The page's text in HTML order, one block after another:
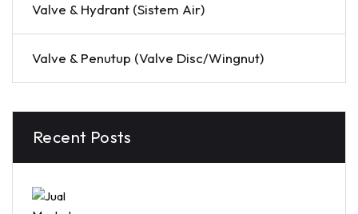
Valve & Hydrant (Sistem Air)
Valve & Penutup (Valve Disc/Wingnut)
Recent Posts